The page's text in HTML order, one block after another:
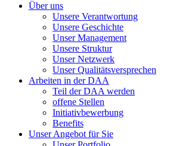
Über uns
Unsere Verantwortung
Unsere Geschichte
Unser Management
Unsere Struktur
Unser Netzwerk
Unser Qualitätsversprechen
Arbeiten in der DAA
Teil der DAA werden
offene Stellen
Initiativbewerbung
Benefits
Unser Angebot für Sie